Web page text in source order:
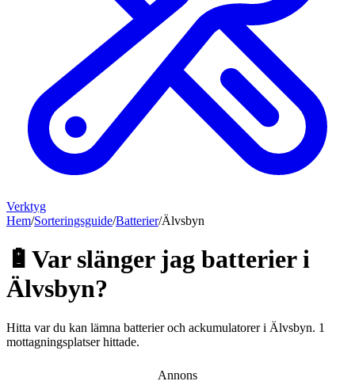
Verktyg
Hem/Sorteringsguide/Batterier/Älvsbyn
🔋 Var slänger jag batterieri
Älvsbyn?
Hitta var du kan lämna batterier och ackumulatoreri Älvsbyn. 1
mottagningsplatser hittade.
Annons